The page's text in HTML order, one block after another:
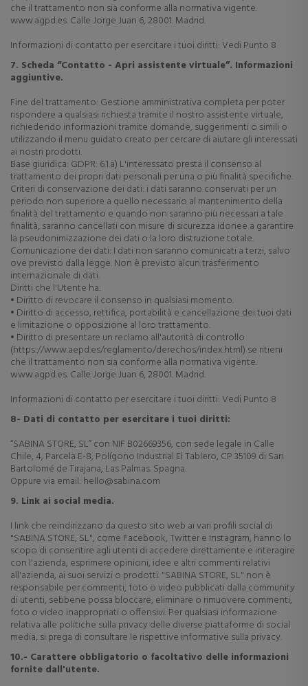
che il trattamento non sia conforme alla normativa vigente.
www.agpd.es. Calle Jorge Juan 6, 28001. Madrid.
Informazioni di contatto per esercitare i tuoi diritti: Vedi Punto 8
7. Scheda “Contatto - Apri assistente virtuale”. Informazioni
aggiuntive.
Fine del trattamento: Gestione amministrativa completa per poter
rispondere a qualsiasi richiesta tramite il nostro assistente virtuale,
richiedendo informazioni tramite domande, suggerimenti o simili o
utilizzando il menu guidato creato per cercare di aiutare gli interessati
ai nostri prodotti.
Base giuridica: GDPR: 6.1.a) L'interessato presta il consenso al
trattamento dei propri dati personali per una o più finalità specifiche.
Criteri di conservazione dei dati: i dati saranno conservati per un
periodo non superiore a quello necessario al mantenimento della
finalità del trattamento e quando non saranno più necessari a tale
finalità, saranno cancellati con misure di sicurezza idonee a garantire
la pseudonimizzazione dei dati o la loro distruzione totale.
Comunicazione dei dati: I dati non saranno comunicati a terzi, salvo
ove previsto dalla legge. Non è previsto alcun trasferimento
internazionale di dati.
Diritti che l'Utente ha:
• Diritto di revocare il consenso in qualsiasi momento.
• Diritto di accesso, rettifica, portabilità e cancellazione dei tuoi dati
e limitazione o opposizione al loro trattamento.
• Diritto di presentare un reclamo all'autorità di controllo
(https://www.aepd.es/reglamento/derechos/index.html) se ritieni
che il trattamento non sia conforme alla normativa vigente.
www.agpd.es. Calle Jorge Juan 6, 28001. Madrid.
Informazioni di contatto per esercitare i tuoi diritti: Vedi Punto 8
8- Dati di contatto per esercitare i tuoi diritti:
“SABINA STORE, SL” con NIF B02669356, con sede legale in Calle
Chile, 4, Parcela E-8, Polígono Industrial El Tablero, CP 35109 di San
Bartolomé de Tirajana, Las Palmas. Spagna.
Oppure via email: hello@sabina.com
9. Link ai social media.
I link che reindirizzano da questo sito web ai vari profili social di
"SABINA STORE, SL", come Facebook, Twitter e Instagram, hanno lo
scopo di consentire agli utenti di accedere direttamente e interagire
con l'azienda, esprimere opinioni, idee e altri commenti relativi
all'azienda, ai suoi servizi o prodotti. "SABINA STORE, SL" non è
responsabile per commenti, foto o video pubblicati dalla community
di utenti, sebbene possa bloccare, eliminare o rimuovere commenti,
foto o video inappropriati o offensivi. Per qualsiasi informazione
relativa alle politiche sulla privacy delle diverse piattaforme di social
media, si prega di consultare le rispettive informative sulla privacy.
10.- Carattere obbligatorio o facoltativo delle informazioni
fornite dall'utente.